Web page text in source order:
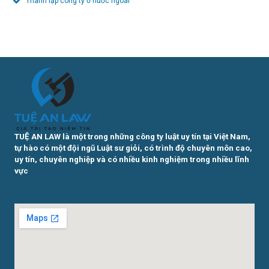
TUỆ AN LAW là một trong những công ty luật uy tín tại Việt Nam,
tự hào có một đội ngũ Luật sư giỏi, có trình độ chuyên môn cao,
uy tín, chuyên nghiệp và có nhiều kinh nghiệm trong nhiều lĩnh
vực